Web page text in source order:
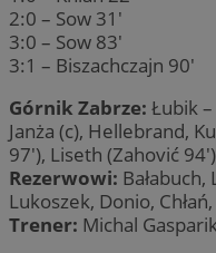
2:0 – Sow 31′
3:0 – Sow 83′
3:1 – Biszachczajn 90′
Górnik Zabrze: Łubik –
Janża (c), Hellebrand,
97′), Liseth (Zahović
Rezerwowi:
Lukoszek, Donio,
Trener: Michal